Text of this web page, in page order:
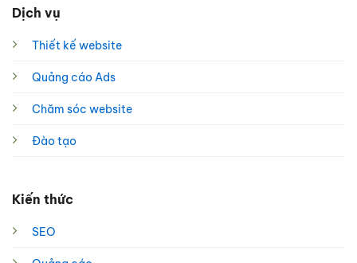
Dịch vụ
Thiết kế website
Quảng cáo Ads
Chăm sóc website
Đào tạo
Kiến thức
SEO